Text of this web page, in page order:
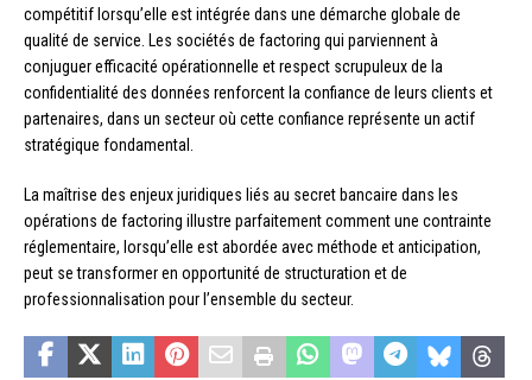
compétitif lorsqu’elle est intégrée dans une démarche globale de
qualité de service. Les sociétés de factoring qui parviennent à
conjuguer efficacité opérationnelle et respect scrupuleux de la
confidentialité des données renforcent la confiance de leurs clients et
partenaires, dans un secteur où cette confiance représente un actif
stratégique fondamental.
La maîtrise des enjeux juridiques liés au secret bancaire dans les
opérations de factoring illustre parfaitement comment une contrainte
réglementaire, lorsqu’elle est abordée avec méthode et anticipation,
peut se transformer en opportunité de structuration et de
professionnalisation pour l’ensemble du secteur.